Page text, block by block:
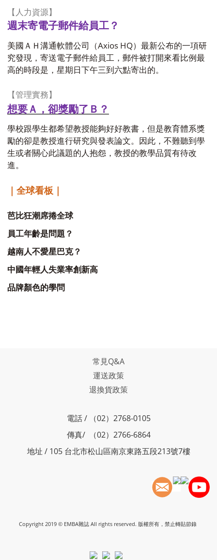
【人力資源】
週末寄電子郵件給員工？
美國ＡＨ溝通軟體公司（Axios HQ）最新公布的一項研
究發現，寄送電子郵件給員工，郵件被打開來看比例最
高的時段是，星期日下午三到六點寄出的。
【管理實務】
想要Ａ，卻獎勵了Ｂ？
學校跟學生都希望教授能夠好好教書，但是教育體系獎
勵的卻是教授進行研究與發表論文。因此，不難聽到學
生或者關心此議題的人抱怨，教授的教學品質有待改
進。
｜全球看板｜
芭比狂潮席捲全球
員工年齡是問題？
越南人不愛星巴克？
中國年輕人失業率創新高
品牌顏色的學問
常見Q&A
運送政策
退換貨政策
電話 / （02）2768-0105
傳真/ （02）2766-6864
地址 / 105 台北市松山區南京東路五段213號7樓
Copyright 2019 © EMBA雜誌 All rights reserved. 版權所有，禁止轉貼節錄